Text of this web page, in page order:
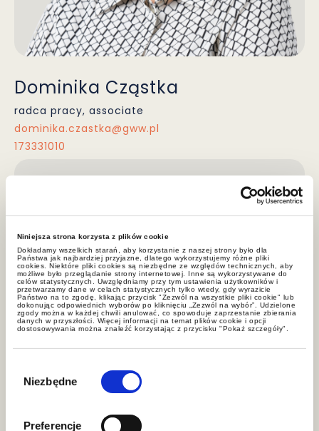
Niniejsza strona korzysta z plików cookie
Dokładamy wszelkich starań, aby korzystanie z naszej strony było dla
Państwa jak najbardziej przyjazne, dlatego wykorzystujemy różne pliki
cookies. Niektóre pliki cookies są niezbędne ze względów technicznych, aby
możliwe było przeglądanie strony internetowej. Inne są wykorzystywane do
celów statystycznych. Uwzględniamy przy tym ustawienia użytkowników i
przetwarzamy dane w celach statystycznych tylko wtedy, gdy wyrazicie
Państwo na to zgodę, klikając przycisk "Zezwól na wszystkie pliki cookie" lub
dokonując odpowiednich wyborów po kliknięciu „Zezwól na wybór”. Udzielone
zgody można w każdej chwili anulować, co spowoduje zaprzestanie zbierania
danych w przyszłości. Więcej informacji na temat plików cookie i opcji
dostosowywania można znaleźć korzystając z przycisku "Pokaż szczegóły".
zgody
Niezbędne
Preferencje
Dominika Cząstka
radca pracy, associate
dominika.czastka@gww.pl
173331010